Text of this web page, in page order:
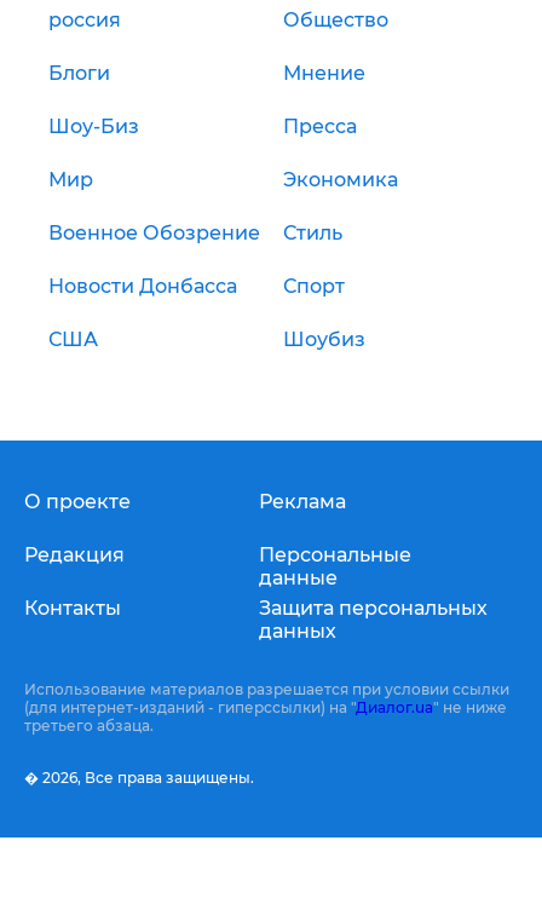
россия Общество
Блоги Мнение
Шоу-Биз Пресса
Мир Экономика
Военное Обозрение Стиль
Новости Донбасса Спорт
США Шоубиз
О проекте
Редакция
Контакты
Реклама
Персональные
данные
Защита персональных
данных
Использование материалов разрешается при условии ссылки
(для интернет-изданий - гиперссылки) на "Диалог.ua" не ниже
третьего абзаца.
� 2026, Все права защищены.